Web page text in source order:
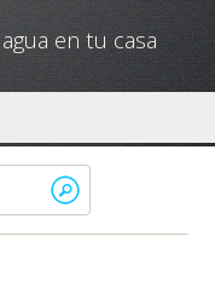
en tu casa